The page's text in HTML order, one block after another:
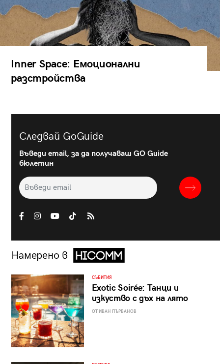
Inner Space: Емоционални
разстройства
Следвай GoGuide
Въведи email, за да получаваш GO Guide
бюлетин
Намерено в
СЪБИТИЯ
Exotic Soirée: Танци и
изкуство с дъх на лято
ОТ ИВАН ПЪРВАНОВ